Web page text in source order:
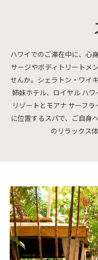
ハワイでのご滞在中に、心
サージやボディトリートメ
せんか。シェラトン・ワイ
姉妹ホテル、ロイヤル ハ
リゾートとモアナ サーフ
に位置するスパで、ご自身
のリラックス